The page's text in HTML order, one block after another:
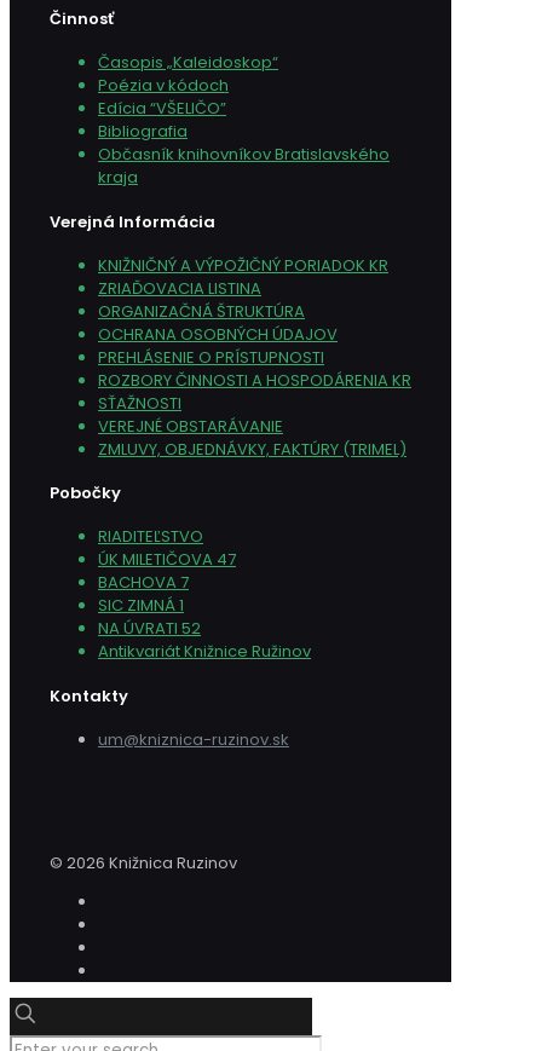
Činnosť
Časopis „Kaleidoskop“
Poézia v kódoch
Edícia “VŠELIČO”
Bibliografia
Občasník knihovníkov Bratislavského
kraja
Verejná Informácia
KNIŽNIČNÝ A VÝPOŽIČNÝ PORIADOK KR
ZRIAĎOVACIA LISTINA
ORGANIZAČNÁ ŠTRUKTÚRA
OCHRANA OSOBNÝCH ÚDAJOV
PREHLÁSENIE O PRÍSTUPNOSTI
ROZBORY ČINNOSTI A HOSPODÁRENIA KR
SŤAŽNOSTI
VEREJNÉ OBSTARÁVANIE
ZMLUVY, OBJEDNÁVKY, FAKTÚRY (TRIMEL)
Pobočky
RIADITEĽSTVO
ÚK MILETIČOVA 47
BACHOVA 7
SIC ZIMNÁ 1
NA ÚVRATI 52
Antikvariát Knižnice Ružinov
Kontakty
um@kniznica-ruzinov.sk
© 2026 Knižnica Ruzinov